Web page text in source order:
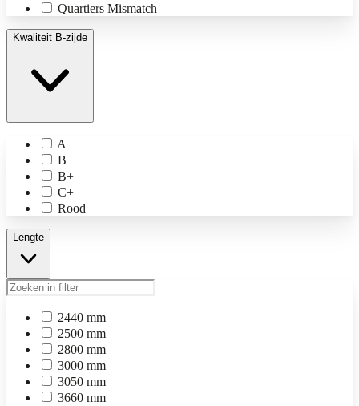
Quartiers Mismatch
Kwaliteit B-zijde
A
B
B+
C+
Rood
Lengte
2440 mm
2500 mm
2800 mm
3000 mm
3050 mm
3660 mm